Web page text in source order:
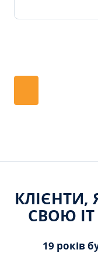
КЛІЄНТИ,
СВОЮ ІТ
19 років